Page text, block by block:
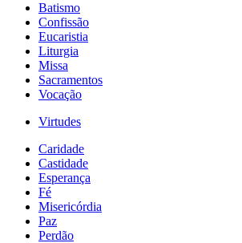
Batismo
Confissão
Eucaristia
Liturgia
Missa
Sacramentos
Vocação
Virtudes
Caridade
Castidade
Esperança
Fé
Misericórdia
Paz
Perdão